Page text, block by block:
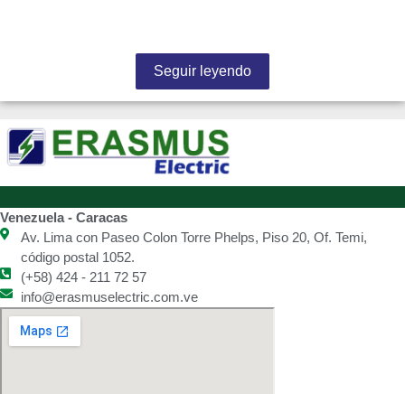
Seguir leyendo
Venezuela - Caracas
Av. Lima con Paseo Colon Torre Phelps, Piso 20, Of. Temi,
código postal 1052.
(+58) 424 - 211 72 57
info@erasmuselectric.com.ve